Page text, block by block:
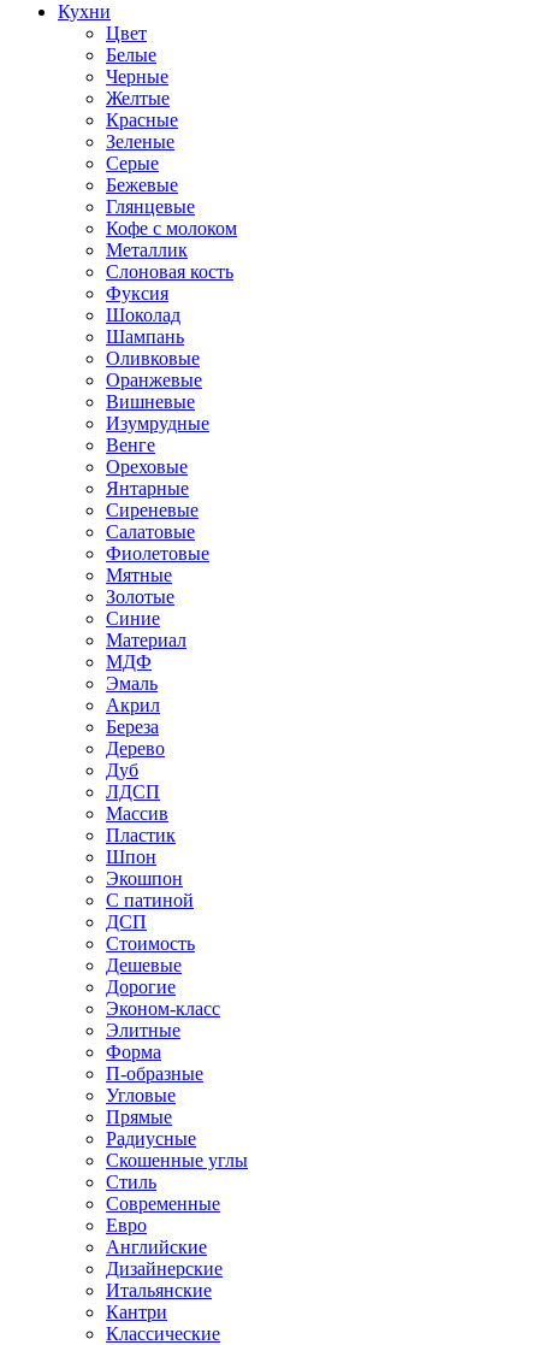
Кухни
Цвет
Белые
Черные
Желтые
Красные
Зеленые
Серые
Бежевые
Глянцевые
Кофе с молоком
Металлик
Слоновая кость
Фуксия
Шоколад
Шампань
Оливковые
Оранжевые
Вишневые
Изумрудные
Венге
Ореховые
Янтарные
Сиреневые
Салатовые
Фиолетовые
Мятные
Золотые
Синие
Материал
МДФ
Эмаль
Акрил
Береза
Дерево
Дуб
ЛДСП
Массив
Пластик
Шпон
Экошпон
С патиной
ДСП
Стоимость
Дешевые
Дорогие
Эконом-класс
Элитные
Форма
П-образные
Угловые
Прямые
Радиусные
Скошенные углы
Стиль
Современные
Евро
Английские
Дизайнерские
Итальянские
Кантри
Классические